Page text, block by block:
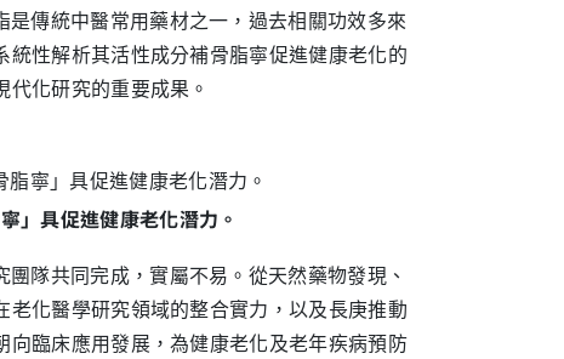
傳統中醫常用藥材之一，過去相關功效多來
性解析其活性成分補骨脂寧促進健康老化的
化研究的重要成果。
」具促進健康老化潛力。
隊共同完成，實屬不易。從天然藥物發現、
化醫學研究領域的整合實力，以及長庚推動
臨床應用發展，為健康老化及老年疾病預防